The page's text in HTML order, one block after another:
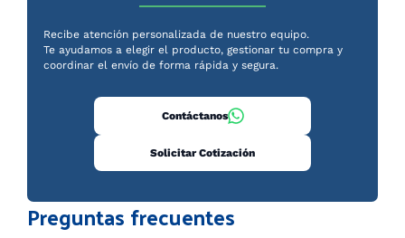
Recibe atención personalizada de nuestro equipo.
Te ayudamos a elegir el producto, gestionar tu compra y
coordinar el envío de forma rápida y segura.
Contáctanos
Solicitar Cotización
Preguntas frecuentes